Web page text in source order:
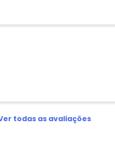
todas as avaliações